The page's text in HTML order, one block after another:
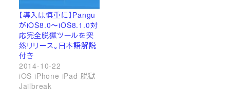
【導入は慎重に】Pangu
がiOS8.0〜iOS8.1.0対
応完全脱獄ツールを突
然リリース。日本語解説
付き
2014-10-22
iOS iPhone iPad 脱獄
Jailbreak